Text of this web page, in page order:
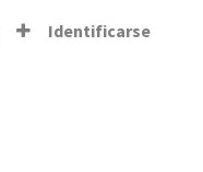
Identificarse